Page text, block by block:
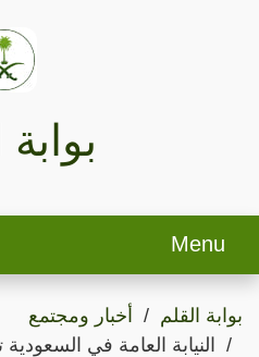
Menu
بوابة القلم
أخبار ومجتمع
النيابة العامة في